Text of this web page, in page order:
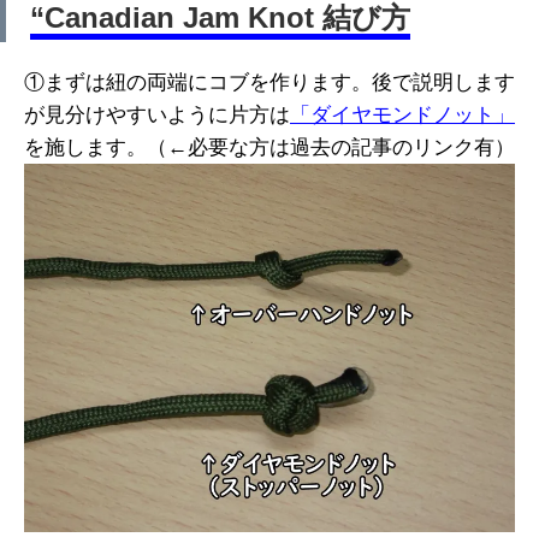
“Canadian Jam Knot 結び方
①まずは紐の両端にコブを作ります。後で説明します
が見分けやすいように片方は 「ダイヤモンドノット」
を施します。（←必要な方は過去の記事のリンク有）